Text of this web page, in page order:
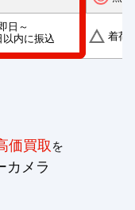
日～
以内に振込
着荷
価買取 を
カメラ